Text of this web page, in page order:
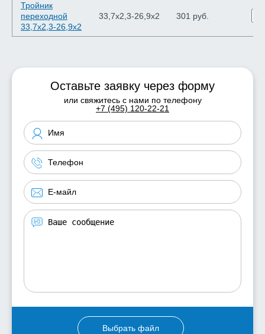
Тройник
переходной
33,7х2,3-26,9х2
33,7х2,3-26,9х2 301 руб.
Оставьте заявку через форму
или свяжитесь с нами по телефону
+7 (495) 120-22-21
Выбрать файл